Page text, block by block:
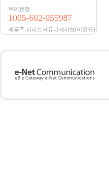
우리은행
1005-602-055987
예금주:이네트커뮤니케이션(이진권)